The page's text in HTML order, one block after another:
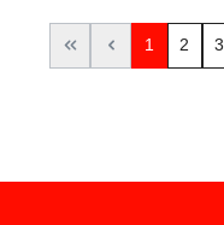
1 2 3